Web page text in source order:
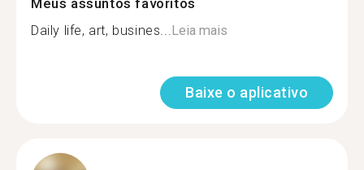
Meus assuntos favoritos
Daily life, art, busines...Leia mais
Baixe o aplicativo